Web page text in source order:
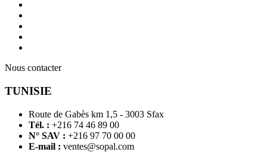
Nous contacter
TUNISIE
Route de Gabès km 1,5 - 3003 Sfax
Tél. : +216 74 46 89 00
N° SAV : +216 97 70 00 00
E-mail : ventes@sopal.com